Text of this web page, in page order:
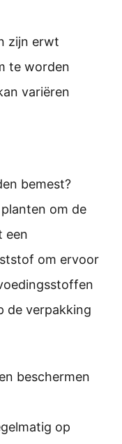
zijn erwt
te worden
variëren
bemest?
om de
een
om ervoor
de verpakking
beschermen
op